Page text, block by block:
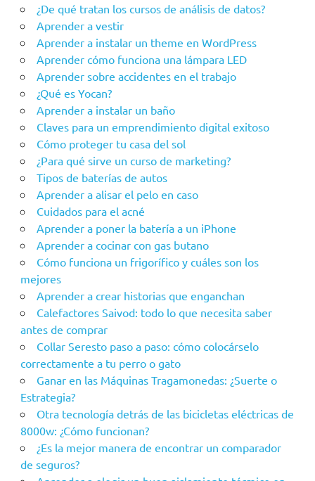
¿De qué tratan los cursos de análisis de datos?
Aprender a vestir
Aprender a instalar un theme en WordPress
Aprender cómo funciona una lámpara LED
Aprender sobre accidentes en el trabajo
¿Qué es Yocan?
Aprender a instalar un baño
Claves para un emprendimiento digital exitoso
Cómo proteger tu casa del sol
¿Para qué sirve un curso de marketing?
Tipos de baterías de autos
Aprender a alisar el pelo en caso
Cuidados para el acné
Aprender a poner la batería a un iPhone
Aprender a cocinar con gas butano
Cómo funciona un frigorífico y cuáles son los
mejores
Aprender a crear historias que enganchan
Calefactores Saivod: todo lo que necesita saber
antes de comprar
Collar Seresto paso a paso: cómo colocárselo
correctamente a tu perro o gato
Ganar en las Máquinas Tragamonedas: ¿Suerte o
Estrategia?
Otra tecnología detrás de las bicicletas eléctricas de
8000w: ¿Cómo funcionan?
¿Es la mejor manera de encontrar un comparador
de seguros?